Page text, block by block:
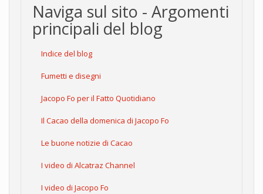
Naviga sul sito - Argomenti
principali del blog
Indice del blog
Fumetti e disegni
Jacopo Fo per il Fatto Quotidiano
Il Cacao della domenica di Jacopo Fo
Le buone notizie di Cacao
I video di Alcatraz Channel
I video di Jacopo Fo